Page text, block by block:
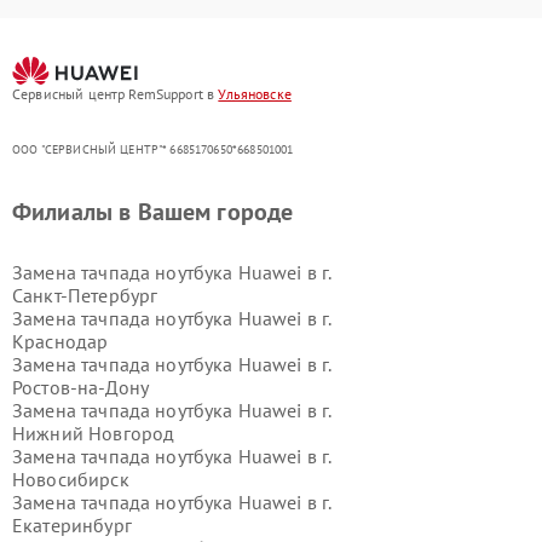
Сервисный центр RemSupport вУльяновске
ООО "СЕРВИСНЫЙ ЦЕНТР"* 6685170650*668501001
Филиалы в Вашем городе
Замена тачпада ноутбука Huawei в г.
Санкт-Петербург
Замена тачпада ноутбука Huawei в г.
Краснодар
Замена тачпада ноутбука Huawei в г.
Ростов-на-Дону
Замена тачпада ноутбука Huawei в г.
Нижний Новгород
Замена тачпада ноутбука Huawei в г.
Новосибирск
Замена тачпада ноутбука Huawei в г.
Екатеринбург